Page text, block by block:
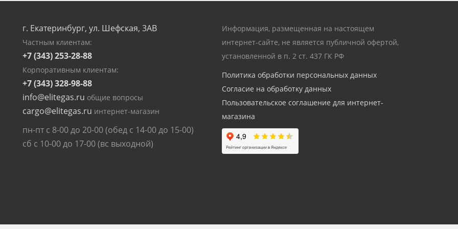
г. Екатеринбург, ул. Шефская, 3АВ
Частным клиентам:
+7 (343) 253-28-88
Корпоративным клиентам:
+7 (343) 328-98-88
info@elitegas.ru общие вопросы
cargo@elitegas.ru интернет-магазин
пн-пт с 8-00 до 20-00 (обед с 14-00 до 15-00)
сб с 10-00 до 17-00 (вс выходной)
Информация, размещенная на настоящем
интернет-сайте, не является публичной офертой,
установленной в п. 2 ст. 437 ГК РФ
Политика обработки персональных данных
Согласие на обработку данных
Пользовательское соглашение для интернет-
магазина